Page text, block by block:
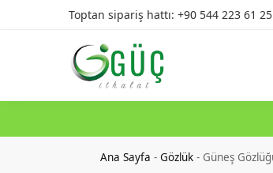
Toptan sipariş hattı: +90 544 223 61 25
Ürün Arama
Ana Sayfa -Gözlük - Güneş